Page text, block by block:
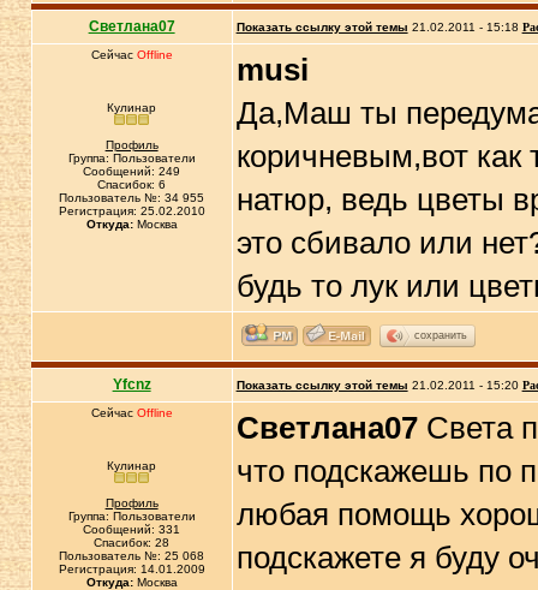
Светлана07 Показать ссылку этой темы 21.02.2011 - 15:18
Сейчас Offline
Кулинар
Профиль
Группа: Пользователи
Сообщений: 249
Спасибок: 6
Пользователь №: 34 955
Регистрация: 25.02.2010
Откуда:Москва
musi
Да,Маш ты
коричневым,вот как
натюр, ведь цветы
это сбивало или
будь то лук или
сохранить
Yfcnz Показать ссылку этой темы 21.02.2011 - 15:20
Сейчас Offline
Кулинар
Профиль
Группа: Пользователи
Сообщений: 331
Спасибок: 28
Пользователь №: 25 068
Регистрация: 14.01.2009
Откуда:Москва
Светлана07Света
что подскажешь по
любая помощь
подскажете я буду